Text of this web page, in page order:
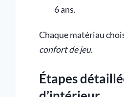
6 ans.
Chaque matériau
confort de jeu.
Étapes